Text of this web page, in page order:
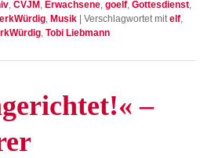
,CVJM , Erwachsene,goelf,Gottesdienst,
, Musik |Verschlagwortet mit elf,
,Tobi Liebmann
–